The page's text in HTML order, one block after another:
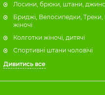
Лосини, брюки, штани,
Бриджі, Велосипедки,
жіночі
Колготки жіночі, дитячі
Спортивні штани чоловічі
Дивитись все